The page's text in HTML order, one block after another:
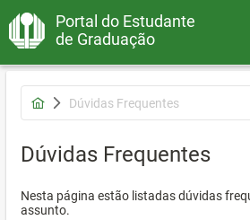
Portal do Estudante
de Graduação
Dúvidas Frequentes
Dúvidas Frequentes
Nesta página estão listadas dúvidas
assunto.